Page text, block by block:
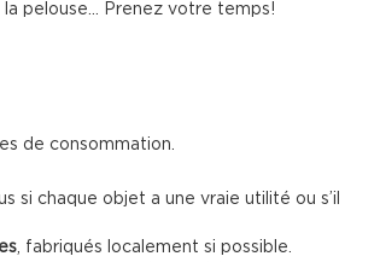
la pelouse… Prenez votre temps!
de consommation.
si chaque objet a une vraie utilité ou s’il
, fabriqués localement si possible.